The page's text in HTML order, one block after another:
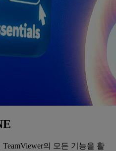
의 모든 기능을 활